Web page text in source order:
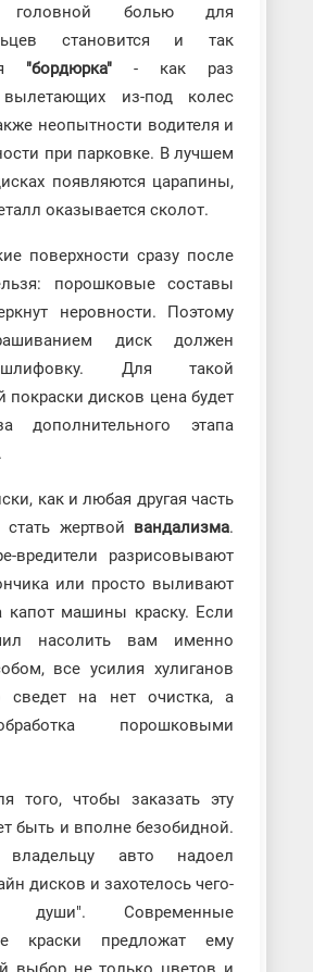
головной болью для
становится и так
"бордюрка"- как раз
вылетающих из-под колес
неопытности водителя и
при парковке. В лучшем
появляются царапины,
оказывается сколот.
поверхности сразу после
порошковые составы
неровности. Поэтому
диск должен
Для такой
покраски дисков цена будет
дополнительного этапа
как и любая другая часть
стать жертвой вандализма.
вредители разрисовывают
или просто выливают
капот машины краску. Если
насолить вам именно
все усилия хулиганов
сведет на нет очистка, а
порошковыми
того, чтобы заказать эту
быть и вполне безобидной.
владельцу авто надоел
дисков и захотелось чего-
Современные
краски предложат ему